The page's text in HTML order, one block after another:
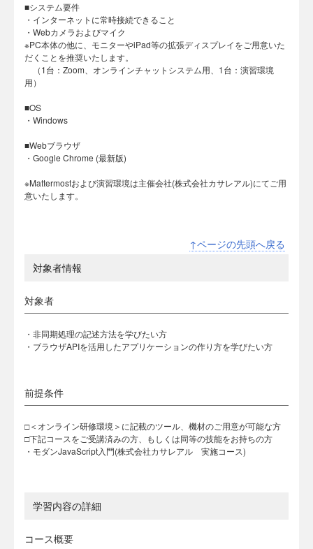
■システム要件
・インターネットに常時接続できること
・Webカメラおよびマイク
※PC本体の他に、モニターやiPad等の拡張ディスプレイをご用意いた
だくことを推奨いたします。
（1台：Zoom、オンラインチャットシステム用、1台：演習環境
用）
■OS
・Windows
■Webブラウザ
・Google Chrome (最新版)
※Mattermostおよび演習環境は主催会社(株式会社カサレアル)にてご用
意いたします。
↑ページの先頭へ戻る
対象者情報
対象者
・非同期処理の記述方法を学びたい方
・ブラウザAPIを活用したアプリケーションの作り方を学びたい方
前提条件
□＜オンライン研修環境＞に記載のツール、機材のご用意が可能な方
□下記コースをご受講済みの方、もしくは同等の技能をお持ちの方
・モダンJavaScript入門(株式会社カサレアル 実施コース)
学習内容の詳細
コース概要